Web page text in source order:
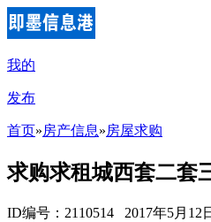
我的
发布
首页»房产信息»房屋求购
求购求租城西套二套
ID编号：2110514 2017年5月12